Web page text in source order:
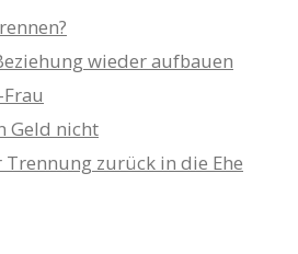
wieder aufbauen
Geld nicht
Trennung zurück in die Ehe